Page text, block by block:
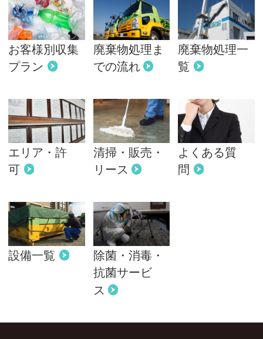
お客様別収集
プラン
廃棄物処理ま
での流れ
廃棄物処理一
覧
エリア・許
可
清掃・販売・
リース
よくある質
問
設備一覧
除菌・消毒・
抗菌サービ
ス